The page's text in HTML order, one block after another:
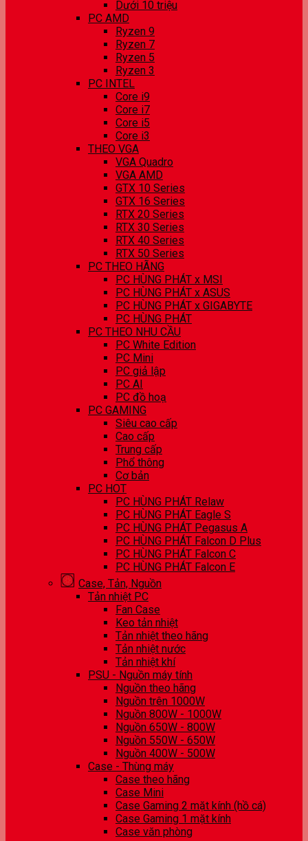
Dưới 10 triệu
PC AMD
Ryzen 9
Ryzen 7
Ryzen 5
Ryzen 3
PC INTEL
Core i9
Core i7
Core i5
Core i3
THEO VGA
VGA Quadro
VGA AMD
GTX 10 Series
GTX 16 Series
RTX 20 Series
RTX 30 Series
RTX 40 Series
RTX 50 Series
PC THEO HÃNG
PC HÙNG PHÁT x MSI
PC HÙNG PHÁT x ASUS
PC HÙNG PHÁT x GIGABYTE
PC HÙNG PHÁT
PC THEO NHU CẦU
PC White Edition
PC Mini
PC giả lập
PC AI
PC đồ hoạ
PC GAMING
Siêu cao cấp
Cao cấp
Trung cấp
Phổ thông
Cơ bản
PC HOT
PC HÙNG PHÁT Relaw
PC HÙNG PHÁT Eagle S
PC HÙNG PHÁT Pegasus A
PC HÙNG PHÁT Falcon D Plus
PC HÙNG PHÁT Falcon C
PC HÙNG PHÁT Falcon E
Case, Tản, Nguồn
Tản nhiệt PC
Fan Case
Keo tản nhiệt
Tản nhiệt theo hãng
Tản nhiệt nước
Tản nhiệt khí
PSU - Nguồn máy tính
Nguồn theo hãng
Nguồn trên 1000W
Nguồn 800W - 1000W
Nguồn 650W - 800W
Nguồn 550W - 650W
Nguồn 400W - 500W
Case - Thùng máy
Case theo hãng
Case Mini
Case Gaming 2 mặt kính (hồ cá)
Case Gaming 1 mặt kính
Case văn phòng